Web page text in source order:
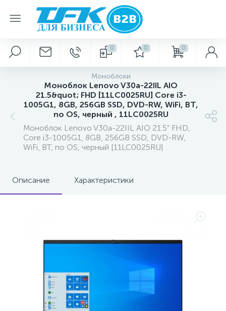
0 0 0
Моноблоки
Моноблок Lenovo V30a-22IIL AIO
21.5&quot; FHD [11LC0025RU] Core i3-
1005G1, 8GB, 256GB SSD, DVD-RW, WiFi, BT,
no OS, черный , 11LC0025RU
Моноблок Lenovo V30a-22IIL AIO 21.5" FHD,
Core i3-1005G1, 8GB, 256GB SSD, DVD-RW,
WiFi, BT, no OS, черный [11LC0025RU]
Описание Характеристики